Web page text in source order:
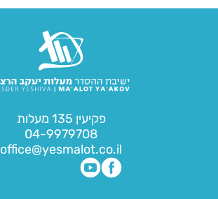
פקיעין 135 מעלות
04-9979708
office@yesmalot.co.il